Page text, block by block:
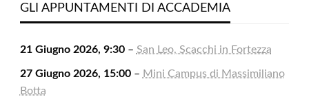
2026
2026
2026
2026
2026
GLI APPUNTAMENTI DI ACCADEMIA
21 Giugno 2026, 9:30– San Leo, Scacchi in Fortezza
27 Giugno 2026, 15:00– Mini Campus di Massimiliano
Botta